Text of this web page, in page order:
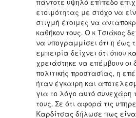
πάντοτε υψηλό επίπεδο
ετοιμότητας με στόχο να
στιγμή έτοιμες να
καθήκον τους. Ο κ Τσιάκος
να υπογραμμίσει ότι η έως
εμπειρία δείχνει ότι όπου
χρειάστηκε να επέμβουν οι
πολιτικής προστασίας, η
ήταν έγκαιρη και
για το λόγο αυτό συνεχάρη
τους. Σε ότι αφορά τις
Καρδίτσας δήλωσε πως